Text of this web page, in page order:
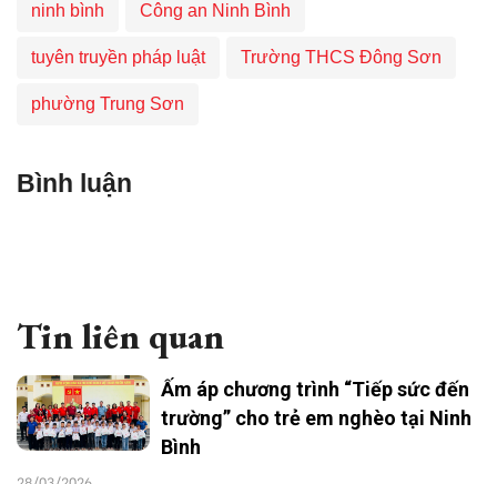
ninh bình Công an Ninh Bình
tuyên truyền pháp luật Trường THCS Đông Sơn
phường Trung Sơn
Bình luận
Tin liên quan
Ấm áp chương trình “Tiếp sức đến
trường” cho trẻ em nghèo tại Ninh
Bình